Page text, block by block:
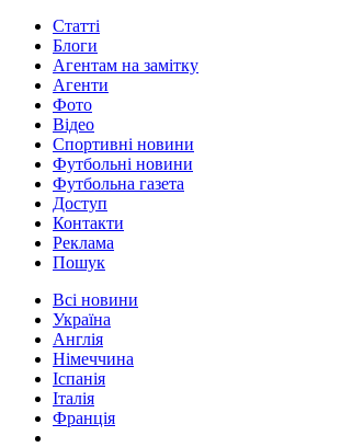
Статті
Блоги
Агентам на замітку
Агенти
Фото
Відео
Спортивні новини
Футбольні новини
Футбольна газета
Доступ
Контакти
Реклама
Пошук
Всі новини
Україна
Англія
Німеччина
Іспанія
Італія
Франція